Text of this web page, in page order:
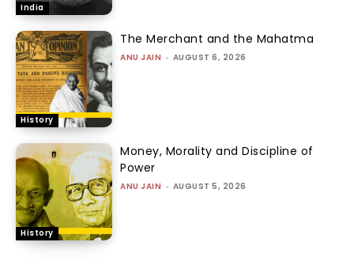
India
History
The Merchant and the Mahatma
ANU JAIN - AUGUST 6, 2026
History
Money, Morality and Discipline of
Power
ANU JAIN - AUGUST 5, 2026